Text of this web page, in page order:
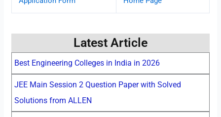
Latest Article
Best Engineering Colleges in India in 2026
JEE Main Session 2 Question Paper with Solved
Solutions from ALLEN